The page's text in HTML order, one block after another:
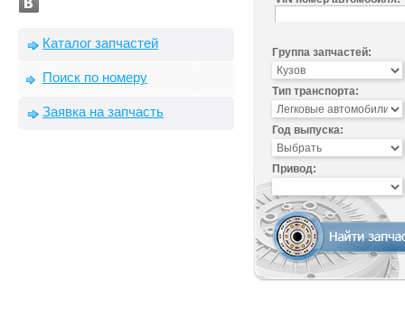
Каталог запчастей
Поиск по номеру
Заявка на запчасть
Группа запчастей:
Тип транспорта:
Год выпуска:
Привод: